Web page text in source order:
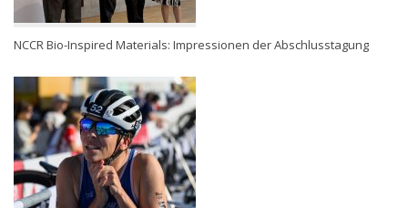
NCCR Bio-Inspired Materials: Impressionen der Abschlusstagung